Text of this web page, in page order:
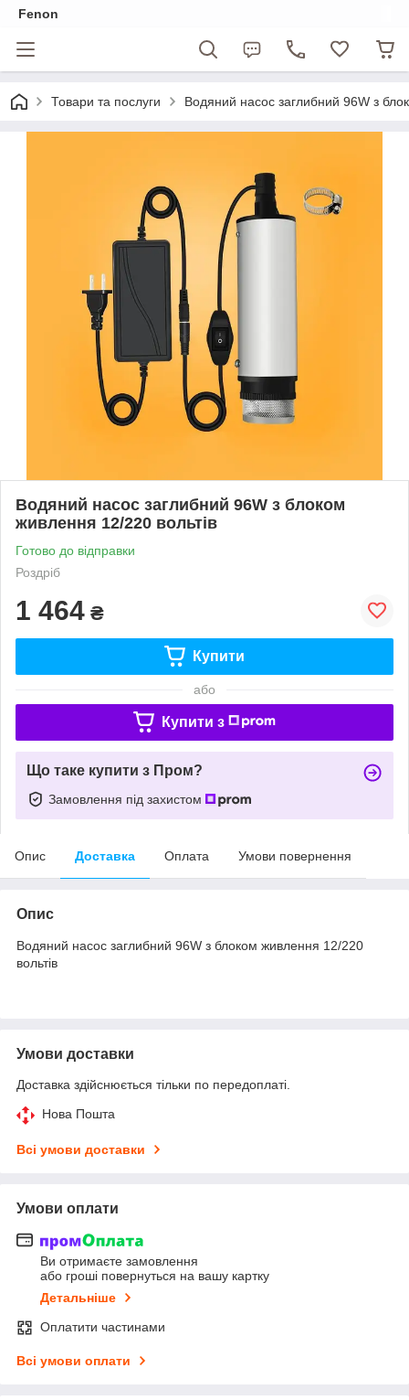
Fenon
Товари та послуги Водяний насос заглибний 96W з
Водяний насос заглибний 96W з блоком
живлення 12/220 вольтів
Готово до відправки
Роздріб
1 464 ₴
Купити
або
Купити з
Що таке купити з Пром?
Замовлення під захистом
Опис Доставка Оплата Умови повернення
Опис
Водяний насос заглибний 96W з блоком живлення 12/220
вольтів
Умови доставки
Доставка здійснюється тільки по передоплаті.
Нова Пошта
Всі умови доставки
Умови оплати
Ви отримаєте замовлення
або гроші повернуться на вашу картку
Детальніше
Оплатити частинами
Всі умови оплати